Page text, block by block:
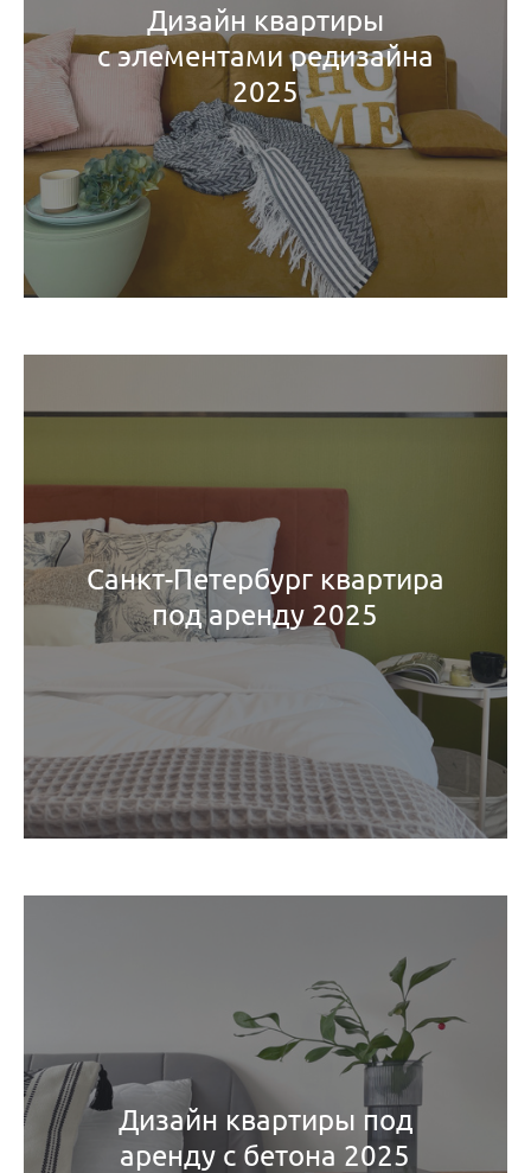
Дизайн квартиры
с элементами редизайна
2025
Санкт-Петербург квартира
под аренду 2025
Дизайн квартиры под
аренду с бетона 2025